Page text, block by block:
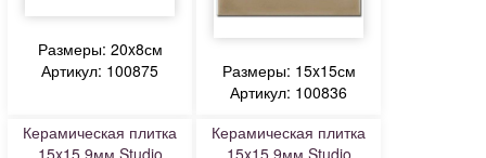
Размеры: 20x8см
Артикул: 100875
Размеры: 15x15см
Артикул: 100836
Керамическая плитка
15x15 9мм Studio
Керамическая плитка
15x15 9мм Studio